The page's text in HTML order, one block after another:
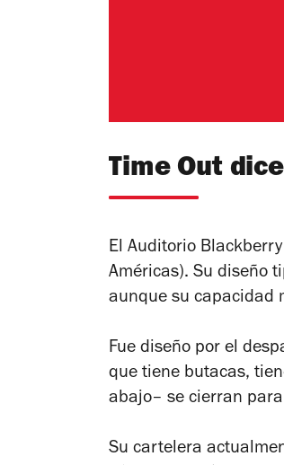
Time Out dice
El Auditorio
Américas). Su diseño
aunque su capacidad
Fue diseño por el
que tiene butacas,
abajo– se cierran
Su cartelera